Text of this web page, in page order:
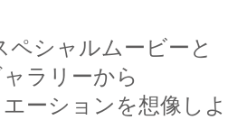
ペシャルムービーと
ラリーから
ーションを想像し